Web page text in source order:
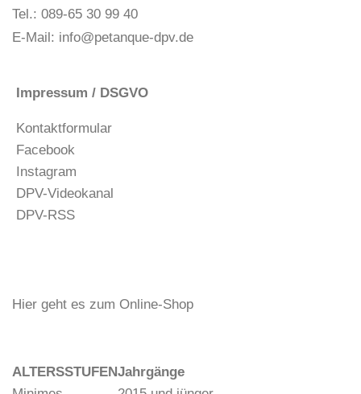
Tel.: 089-65 30 99 40
E-Mail: info@petanque-dpv.de
Impressum / DSGVO
Kontaktformular
Facebook
Instagram
DPV-Videokanal
DPV-RSS
Hier geht es zum Online-Shop
ALTERSSTUFENJahrgänge